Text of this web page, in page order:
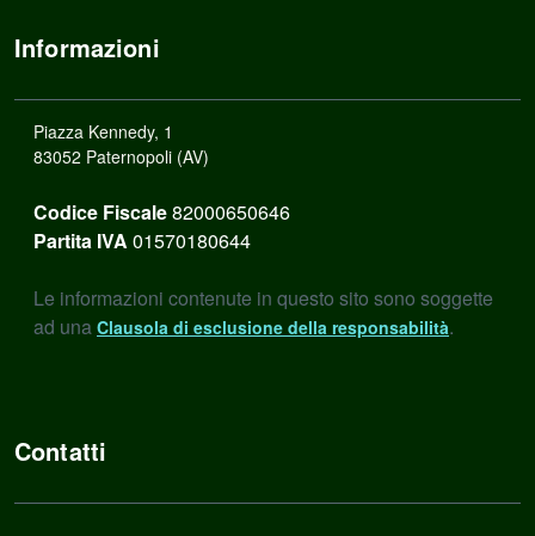
Informazioni
Piazza Kennedy, 1
83052 Paternopoli (AV)
Codice Fiscale82000650646
Partita IVA 01570180644
Le informazioni contenute in questo sito sono soggette
ad una Clausola di esclusione della responsabilità.
Contatti